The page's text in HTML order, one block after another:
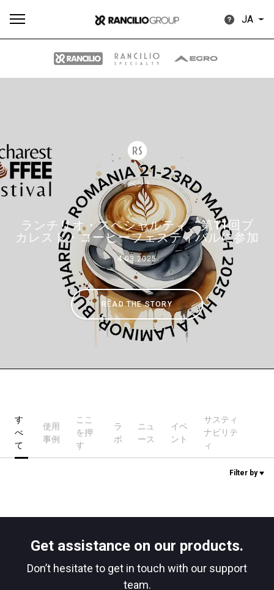
JA
イベント
ランチリオ・スペシャルティ、第11回ブ
カレスト・コーヒーフェスティバルに参加
4.03.2025
READ THE STORY
す
べ
て
使用
事例
ここ
を押
す
ラ
ボ
ニュ
ース
イベ
ント
サスティ
ナビリテ
ィ
Filter by
Get assistance on our products.
Don’t hesitate to get in touch with our support
team.
Our brands
グループ
ニュース
サスティナビリティ